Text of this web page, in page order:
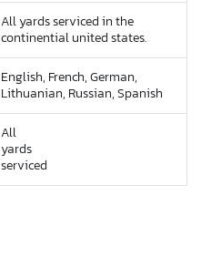
All yards serviced in the
continential united states.
English, French, German,
Lithuanian, Russian, Spanish
All
yards
serviced